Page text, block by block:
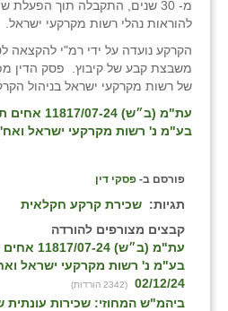
מ- 30 שנים, התקבלה תוך
להוראות נהלי רשות מקרקעי ישראל.
הקרקע נועדה על ידי רמ"י להקצאה
משבצת קבע של קיבוץ. פסק הדין
של רשות מקרקעי ישראל בניהול
עת"מ (ב״ש)
בע"מ נ' רשות מקרקעי ישראל ואח', פס״ד
פורסם ב- פסקי דין
תגיות: שכירת קרקע חקלאית
קבצים מצורפים להורדה
עת"מ (ב״ש)
בע"מ נ' רשות מקרקעי ישראל
02/12/24
(2342 הורדות)